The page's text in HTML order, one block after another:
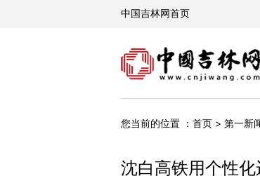
您当前的位置 ： 首页 > 第一新
沈白高铁用个性化